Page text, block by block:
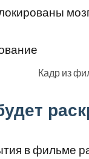
Кадр из
в фильме